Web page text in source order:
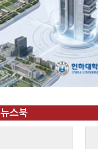
뉴스북